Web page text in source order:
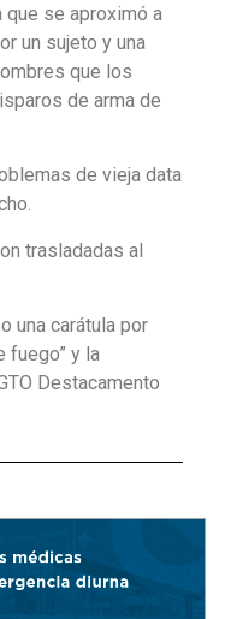
se aproximó a
un sujeto y una
que los
de arma de
de vieja data
trasladadas al
una carátula por
fuego” y la
Destacamento